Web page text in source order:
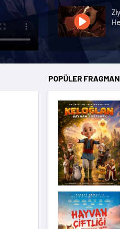
POPÜLER